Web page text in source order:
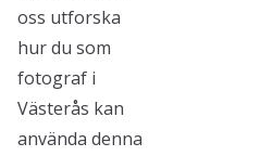
oss utforska
hur du som
fotograf i
Västerås kan
använda denna